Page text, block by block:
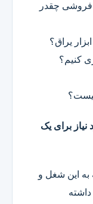
فروشی چقدر
نیاز برای یک
به این شغل و